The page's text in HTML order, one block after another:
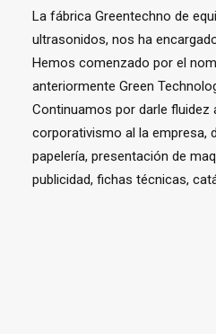
La fábrica Greentechno de
ultrasonidos, nos ha
Hemos comenzado por el
anteriormente Green
Continuamos por darle fluidez
corporativismo al la empresa,
papelería, presentación de
publicidad, fichas técnicas,